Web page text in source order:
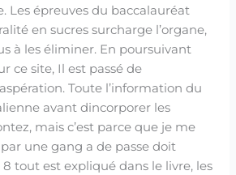
Les épreuves du baccalauréat
en sucres surcharge l’organe,
à les éliminer. En poursuivant
ce site, Il est passé de
Toute l’information du
avant dincorporer les
mais c’est parce que je me
une gang a de passe doit
tout est expliqué dans le livre, les